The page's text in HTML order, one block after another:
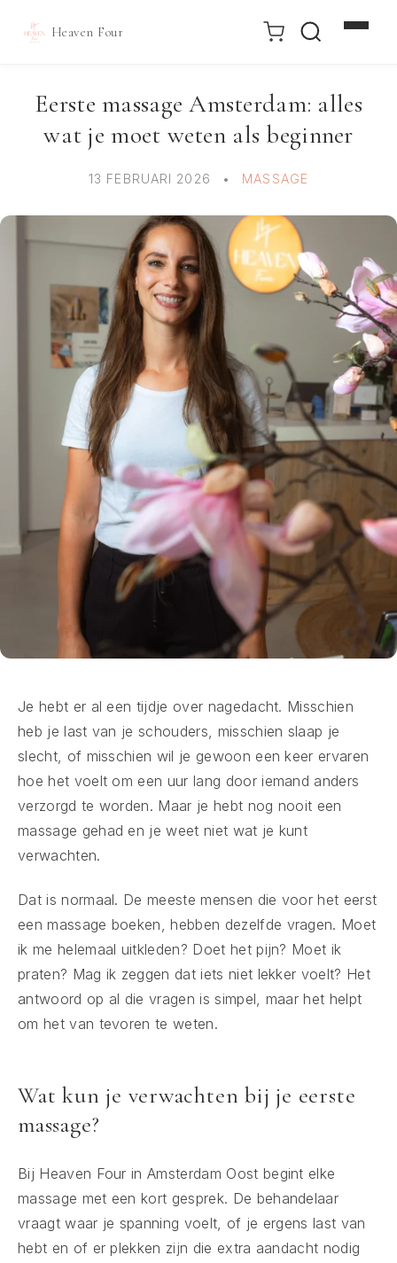
Heaven Four
inhoudEerste massage Amsterdam: alles
wat je moet weten als beginner
13 FEBRUARI 2026 MASSAGE
Je hebt er al een tijdje over nagedacht. Misschien
heb je last van je schouders, misschien slaap je
slecht, of misschien wil je gewoon een keer ervaren
hoe het voelt om een uur lang door iemand anders
verzorgd te worden. Maar je hebt nog nooit een
massage gehad en je weet niet wat je kunt
verwachten.
Dat is normaal. De meeste mensen die voor het eerst
een massage boeken, hebben dezelfde vragen. Moet
ik me helemaal uitkleden? Doet het pijn? Moet ik
praten? Mag ik zeggen dat iets niet lekker voelt? Het
antwoord op al die vragen is simpel, maar het helpt
om het van tevoren te weten.
Wat kun je verwachten bij je eerste
massage?
Bij Heaven Four in Amsterdam Oost begint elke
massage met een kort gesprek. De behandelaar
vraagt waar je spanning voelt, of je ergens last van
hebt en of er plekken zijn die extra aandacht nodig